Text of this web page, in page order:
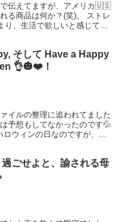
で伝えてますが、アメリカ🇺🇸
る商品は何か？(笑)。 ストレ
、生活で欲しいと感じてい
そして Have a Happy
👌🎃❤️！
イルの整理に追われてました
予想もしてなかったのです💦
ウィンの日なのですが、素
ごせよと、諭される母